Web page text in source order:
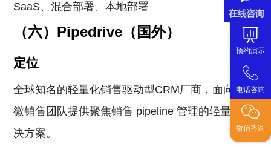
预约演示
电话咨询
微信咨询
SaaS、混合部署、本地部署
（六）Pipedrive（国外）
定位
全球知名的轻量化销售驱动型CRM厂商，面向中小
微销售团队提供聚焦销售 pipeline 管理的轻量化解
决方案。